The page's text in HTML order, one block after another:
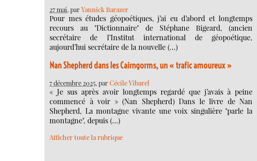
27 mai, parYannick Barazer
Pour mes études géopoétiques, j’ai eu d’abord et longtemps
recours au "Dictionnaire" de Stéphane Bigeard, (ancien
secrétaire de l’Institut international de géopoétique,
aujourd’hui secrétaire de la nouvelle (…)
Nan Shepherd dans les Cairngorms, un « trafic amoureux »
7 décembre 2025, parCécile Vibarel
« Je sus après avoir longtemps regardé que j’avais à peine
commencé à voir » (Nan Shepherd) Dans le livre de Nan
Shepherd, La montagne vivante une voix singulière "parle la
montagne", depuis (…)
Afficher toute la rubrique